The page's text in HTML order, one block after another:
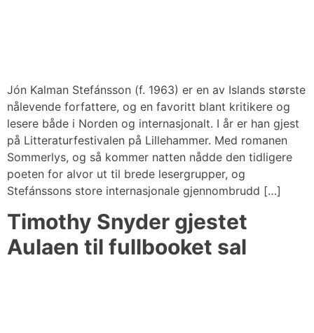
Jón Kalman Stefánsson (f. 1963) er en av Islands største
nålevende forfattere, og en favoritt blant kritikere og
lesere både i Norden og internasjonalt. I år er han gjest
på Litteraturfestivalen på Lillehammer. Med romanen
Sommerlys, og så kommer natten nådde den tidligere
poeten for alvor ut til brede lesergrupper, og
Stefánssons store internasjonale gjennombrudd […]
Timothy Snyder gjestet
Aulaen til fullbooket sal